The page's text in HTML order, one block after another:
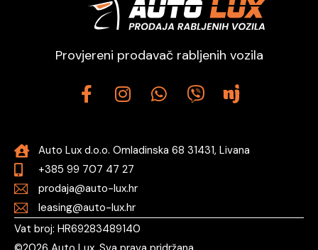
Provjereni prodavač rabljenih vozila
Auto Lux d.o.o. Omladinska 68 31431, Livana
+385 99 707 47 27
prodaja@auto-lux.hr
leasing@auto-lux.hr
Vat broj: HR69283489140